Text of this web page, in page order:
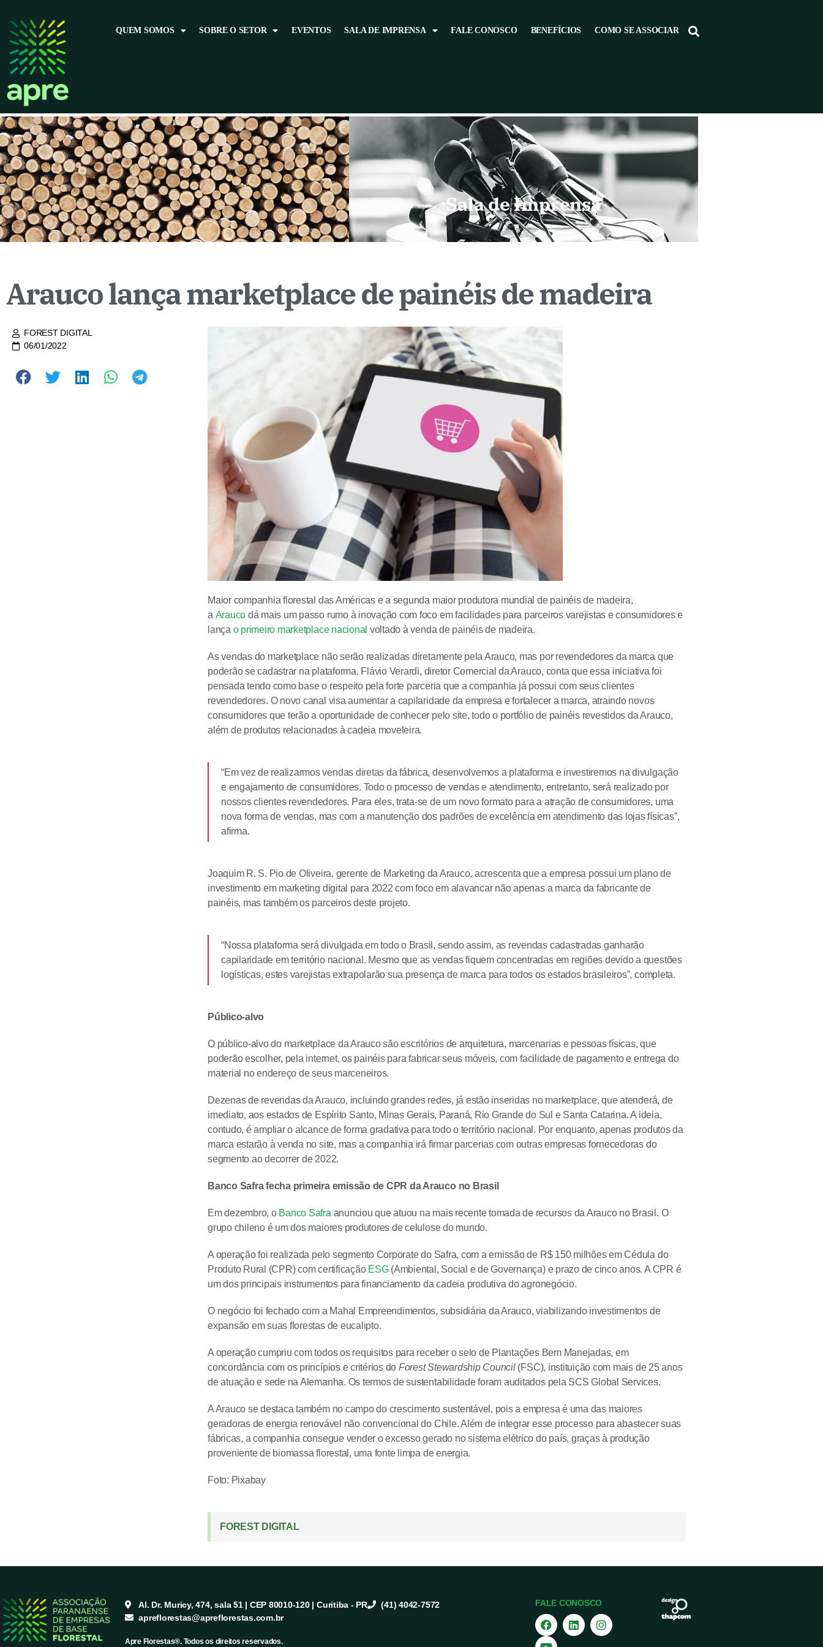
QUEM SOMOS SOBRE O SETOR EVENTOS SALA DE IMPRENSA FALE CONOSCO BENEFÍCIOS COMO SE ASSOCIAR
Sala de Imprensa
Arauco lança marketplace de painéis de madeira
FOREST DIGITAL
06/01/2022
Maior companhia florestal das Américas e a segunda maior produtora mundial de painéis de madeira,
a Arauco dá mais um passo rumo à inovação com foco em facilidades para parceiros varejistas e consumidores e
lança o primeiro marketplace nacional voltado à venda de painéis de madeira.
As vendas do marketplace não serão realizadas diretamente pela Arauco, mas por revendedores da marca que
poderão se cadastrar na plataforma. Flávio Verardi, diretor Comercial da Arauco, conta que essa iniciativa foi
pensada tendo como base o respeito pela forte parceria que a companhia já possui com seus clientes
revendedores. O novo canal visa aumentar a capilaridade da empresa e fortalecer a marca, atraindo novos
consumidores que terão a oportunidade de conhecer pelo site, todo o portfólio de painéis revestidos da Arauco,
além de produtos relacionados à cadeia moveleira.
“Em vez de realizarmos vendas diretas da fábrica, desenvolvemos a plataforma e investiremos na divulgação
e engajamento de consumidores. Todo o processo de vendas e atendimento, entretanto, será realizado por
nossos clientes revendedores. Para eles, trata-se de um novo formato para a atração de consumidores, uma
nova forma de vendas, mas com a manutenção dos padrões de excelência em atendimento das lojas físicas”,
afirma.
Joaquim R. S. Pio de Oliveira, gerente de Marketing da Arauco, acrescenta que a empresa possui um plano de
investimento em marketing digital para 2022 com foco em alavancar não apenas a marca da fabricante de
painéis, mas também os parceiros deste projeto.
“Nossa plataforma será divulgada em todo o Brasil, sendo assim, as revendas cadastradas ganharão
capilaridade em território nacional. Mesmo que as vendas fiquem concentradas em regiões devido a questões
logísticas, estes varejistas extrapolarão sua presença de marca para todos os estados brasileiros”, completa.
Público-alvo
O público-alvo do marketplace da Arauco são escritórios de arquitetura, marcenarias e pessoas físicas, que
poderão escolher, pela internet, os painéis para fabricar seus móveis, com facilidade de pagamento e entrega do
material no endereço de seus marceneiros.
Dezenas de revendas da Arauco, incluindo grandes redes, já estão inseridas no marketplace, que atenderá, de
imediato, aos estados de Espírito Santo, Minas Gerais, Paraná, Rio Grande do Sul e Santa Catarina. A ideia,
contudo, é ampliar o alcance de forma gradativa para todo o território nacional. Por enquanto, apenas produtos da
marca estarão à venda no site, mas a companhia irá firmar parcerias com outras empresas fornecedoras do
segmento ao decorrer de 2022.
Banco Safra fecha primeira emissão de CPR da Arauco no Brasil
Em dezembro, o Banco Safra anunciou que atuou na mais recente tomada de recursos da Arauco no Brasil. O
grupo chileno é um dos maiores produtores de celulose do mundo.
A operação foi realizada pelo segmento Corporate do Safra, com a emissão de R$ 150 milhões em Cédula do
Produto Rural (CPR) com certificação ESG(Ambiental, Social e de Governança) e prazo de cinco anos. A CPR é
um dos principais instrumentos para financiamento da cadeia produtiva do agronegócio.
O negócio foi fechado com a Mahal Empreendimentos, subsidiária da Arauco, viabilizando investimentos de
expansão em suas florestas de eucalipto.
A operação cumpriu com todos os requisitos para receber o selo de Plantações Bem Manejadas, em
concordância com os princípios e critérios do Forest Stewardship Council(FSC), instituição com mais de 25 anos
de atuação e sede na Alemanha. Os termos de sustentabilidade foram auditados pela SCS Global Services.
A Arauco se destaca também no campo do crescimento sustentável, pois a empresa é uma das maiores
geradoras de energia renovável não convencional do Chile. Além de integrar esse processo para abastecer suas
fábricas, a companhia consegue vender o excesso gerado no sistema elétrico do país, graças à produção
proveniente de biomassa florestal, uma fonte limpa de energia.
Foto: Pixabay
FOREST DIGITAL
Al. Dr. Muricy, 474, sala 51 | CEP 80010-120 | Curitiba - PR
(41) 4042-7572
apreflorestas@apreflorestas.com.br
Apre Florestas®. Todos os direitos reservados.
FALE CONOSCO